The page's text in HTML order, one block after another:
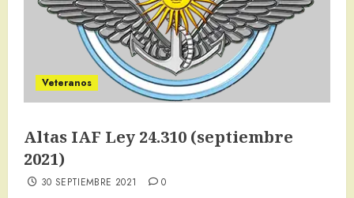
Veteranos
Altas IAF Ley 24.310 (septiembre
2021)
30 SEPTIEMBRE 2021 0